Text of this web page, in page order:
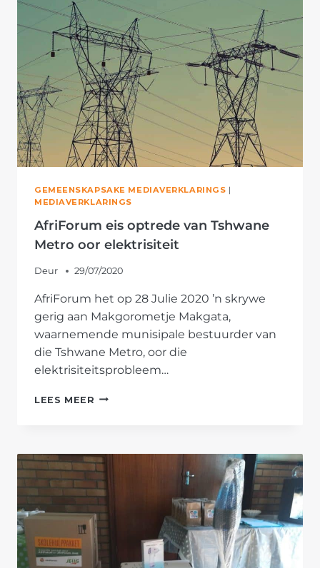
VOLWASSENES
LEWER
GEMEENSKAPSAKE MEDIAVERKLARINGS |
MEDIAVERKLARINGS
AfriForum eis optrede van Tshwane
Metro oor elektrisiteit
Deur 29/07/2020
AfriForum het op 28 Julie 2020 ’n skrywe
gerig aan Makgorometje Makgata,
waarnemende munisipale bestuurder van
die Tshwane Metro, oor die
elektrisiteitsprobleem…
LEES MEER AFRIFORUM
TSHWANE
METRO
OOR
ELEKTRISITEIT